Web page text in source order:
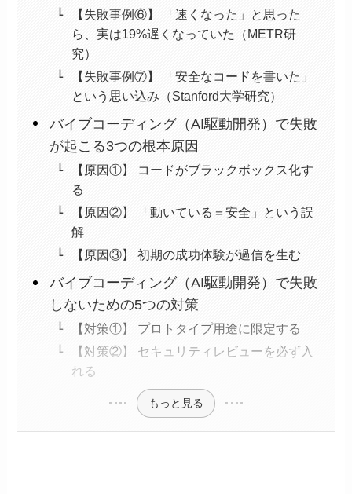
【失敗事例⑥】 「速くなった」と思った
ら、実は19%遅くなっていた（METR研
究）
【失敗事例⑦】 「安全なコードを書いた」
という思い込み（Stanford大学研究）
バイブコーディング（AI駆動開発）で失敗
が起こる3つの根本原因
【原因①】 コードがブラックボックス化す
る
【原因②】 「動いている＝安全」という誤
解
【原因③】 初期の成功体験が過信を生む
バイブコーディング（AI駆動開発）で失敗
しないための5つの対策
【対策①】 プロトタイプ用途に限定する
【対策②】 セキュリティレビューを必ず入
れる
もっと見る